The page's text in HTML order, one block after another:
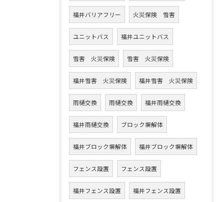
福井バリアフリー 火災保険 雪害
ユニットバス 福井ユニットバス
雪害 火災保険 雪害 火災保険
福井雪害 火災保険 福井雪害 火災保険
雨樋交換 雨樋交換 福井雨樋交換
福井雨樋交換 ブロック塀解体
福井ブロック塀解体 福井ブロック塀解体
フェンス設置 フェンス設置
福井フェンス設置 福井フェンス設置